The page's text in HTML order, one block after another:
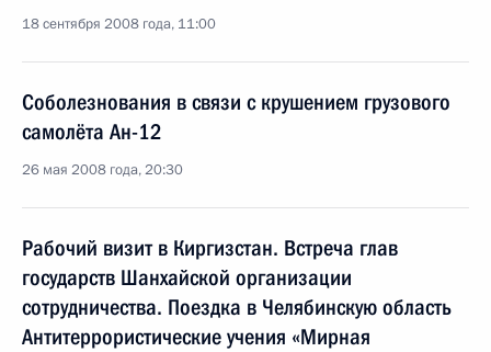
18 сентября 2008 года, 11:00
Соболезнования в связи с крушением грузового
самолёта Ан-12
26 мая 2008 года, 20:30
Рабочий визит в Киргизстан. Встреча глав
государств Шанхайской организации
сотрудничества. Поездка в Челябинскую область
Антитеррористические учения «Мирная